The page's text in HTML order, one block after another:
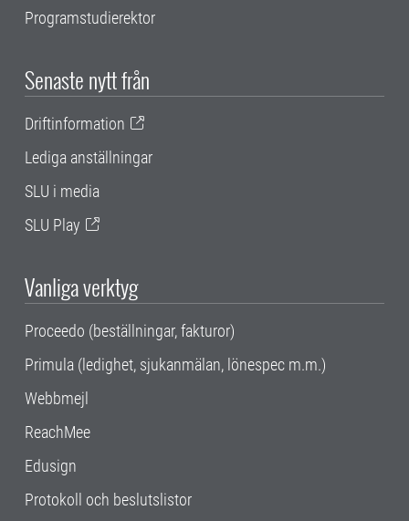
Programstudierektor
Senaste nytt från
Driftinformation
Lediga anställningar
SLU i media
SLU Play
Vanliga verktyg
Proceedo (beställningar, fakturor)
Primula (ledighet, sjukanmälan, lönespec m.m.)
Webbmejl
ReachMee
Edusign
Protokoll och beslutslistor